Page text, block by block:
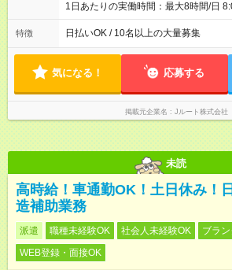
1日あたりの実働時間：最大8時間/日
働8時間） ※週5日勤務（場所次第で
よって時間外での勤務可能性有り ※案
特徴 日払いOK / 10名以上の大量募集
気になる！ 応募する
掲載元企業名 Jルート株式会社
未読
高時給！車通勤OK！土日休み！
造補助業務
派遣 職種未経験OK 社会人未経験OK
ブラ
WEB登録・面接OK